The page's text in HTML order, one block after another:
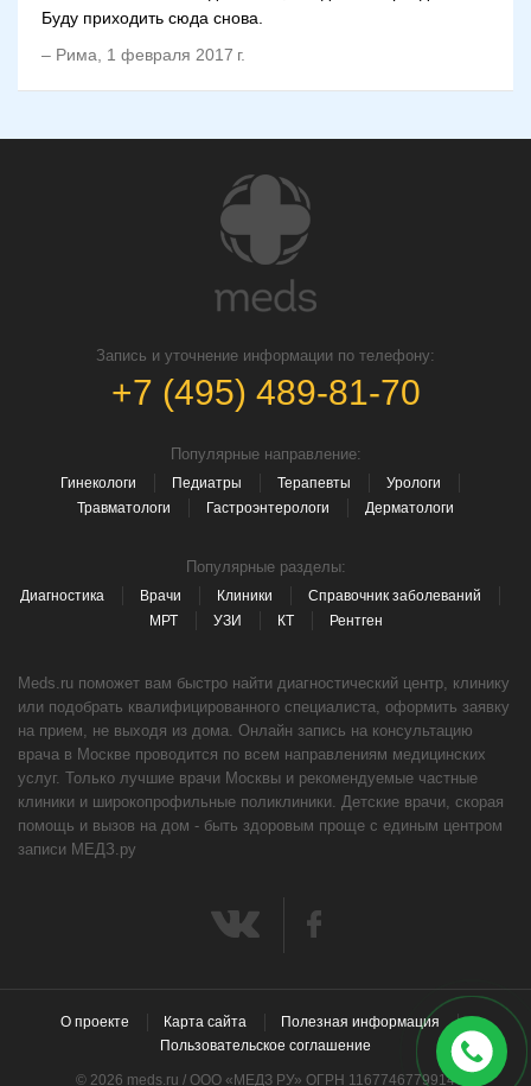
Буду приходить сюда снова.
– Рима, 1 февраля 2017 г.
Запись и уточнение информации по телефону:
+7 (495) 489-81-70
Популярные направление:
Гинекологи Педиатры Терапевты
Урологи
Травматологи
Гастроэнтерологи Дерматологи
Популярные разделы:
Диагностика Врачи Клиники
Справочник заболеваний
МРТ
УЗИ КТ Рентген
Meds.ru поможет вам быстро найти диагностический центр, клинику
или подобрать квалифицированного специалиста, оформить заявку
на прием, не выходя из дома. Онлайн запись на консультацию
врача в Москве проводится по всем направлениям медицинских
услуг. Только лучшие врачи Москвы и рекомендуемые частные
клиники и широкопрофильные поликлиники. Детские врачи, скорая
помощь и вызов на дом - быть здоровым проще с единым центром
записи МЕДЗ.ру
О проекте Карта сайта
Полезная информация
Пользовательское соглашение
© 2026 meds.ru / ООО «МЕДЗ РУ» ОГРН 1167746779914